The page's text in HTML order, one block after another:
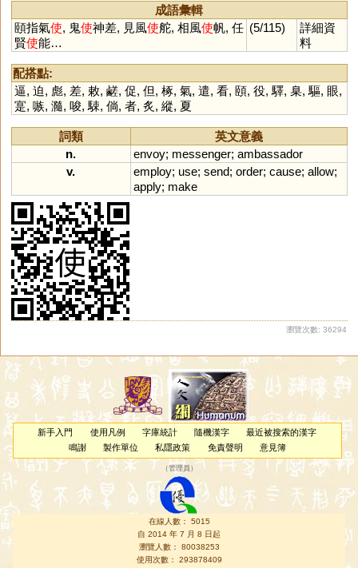
成語彙輯
頤指氣使, 鬼使神差, 見風使舵, 相風使帆, 任
賢使能…
(5/115)
詳細資
料
配搭點:
逼, 迫, 彪, 差, 敕, 鹺, 促, 但, 椓, 氣, 遣, 看, 頤, 役, 驛, 臬, 驅, 眼,
寔, 嗾, 瀡, 唆, 駷, 倘, 者, 炙 , 縱, 夏
詞類
英文意義
n.
envoy; messenger; ambassador
v.
employ; use; send; order; cause; allow;
apply; make
瀏覽次數: 36294
新手入門 使用凡例 字庫統計 隨機漢字
最近被搜索的漢字
鳴謝
製作單位 私隱政策 免責聲明 意見簿
（管理員 ）
在線人數： 5015
自 2014 年 7 月 8 日起
瀏覽人數： 80038253
使用次數： 293878409